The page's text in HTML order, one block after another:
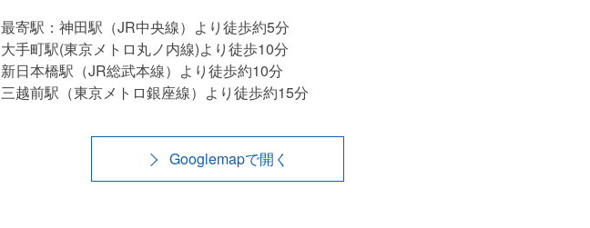
最寄駅：神田駅（JR中央線）より徒歩約5分
大手町駅(東京メトロ丸ノ内線)より徒歩10分
新日本橋駅（JR総武本線）より徒歩約10分
三越前駅（東京メトロ銀座線）より徒歩約15分
Googlemapで開く